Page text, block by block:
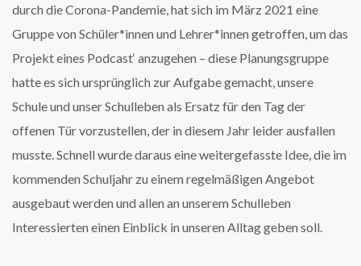
durch die Corona-Pandemie, hat sich im März 2021 eine
Gruppe von Schüler*innen und Lehrer*innen getroffen, um das
Projekt eines Podcast‘ anzugehen – diese Planungsgruppe
hatte es sich ursprünglich zur Aufgabe gemacht, unsere
Schule und unser Schulleben als Ersatz für den Tag der
offenen Tür vorzustellen, der in diesem Jahr leider ausfallen
musste. Schnell wurde daraus eine weitergefasste Idee, die im
kommenden Schuljahr zu einem regelmäßigen Angebot
ausgebaut werden und allen an unserem Schulleben
Interessierten einen Einblick in unseren Alltag geben soll.